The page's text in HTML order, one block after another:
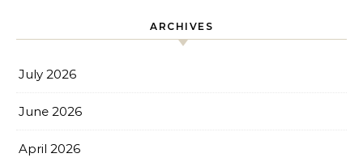
ARCHIVES
July 2026
June 2026
April 2026